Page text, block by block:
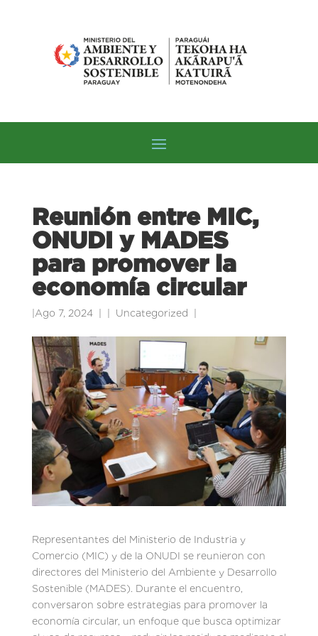
Reunión entre MIC,
ONUDI y MADES
para promover la
economía circular
Ago 7, 2024 Uncategorized
Representantes del Ministerio de Industria y
Comercio (MIC) y de la ONUDI se reunieron con
directores del Ministerio del Ambiente y Desarrollo
Sostenible (MADES). Durante el encuentro,
conversaron sobre estrategias para promover la
economía circular, un enfoque que busca optimizar